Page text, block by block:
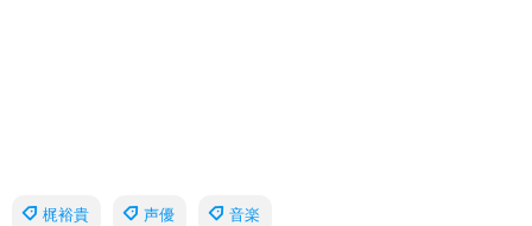
梶裕貴 声優 音楽